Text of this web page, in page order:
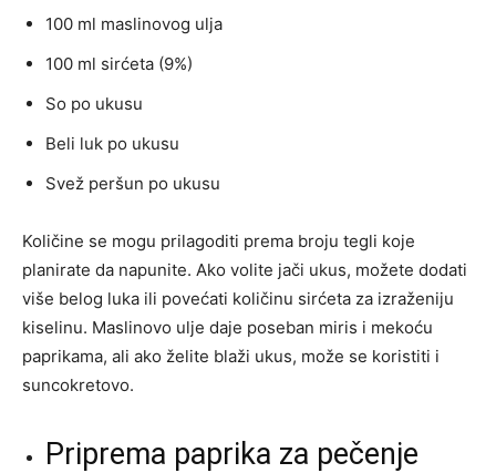
100 ml maslinovog ulja
100 ml sirćeta (9%)
So po ukusu
Beli luk po ukusu
Svež peršun po ukusu
Količine se mogu prilagoditi prema broju tegli koje
planirate da napunite. Ako volite jači ukus, možete dodati
više belog luka ili povećati količinu sirćeta za izraženiju
kiselinu. Maslinovo ulje daje poseban miris i mekoću
paprikama, ali ako želite blaži ukus, može se koristiti i
suncokretovo.
Priprema paprika za pečenje